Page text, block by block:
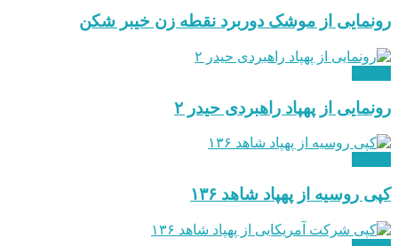
رونمایی از موشک دوربرد نقطه زن خیبر شکن
رونمایی از پهپاد راهبردی حیدر ۲
کپی روسیه از پهپاد شاهد ۱۳۶